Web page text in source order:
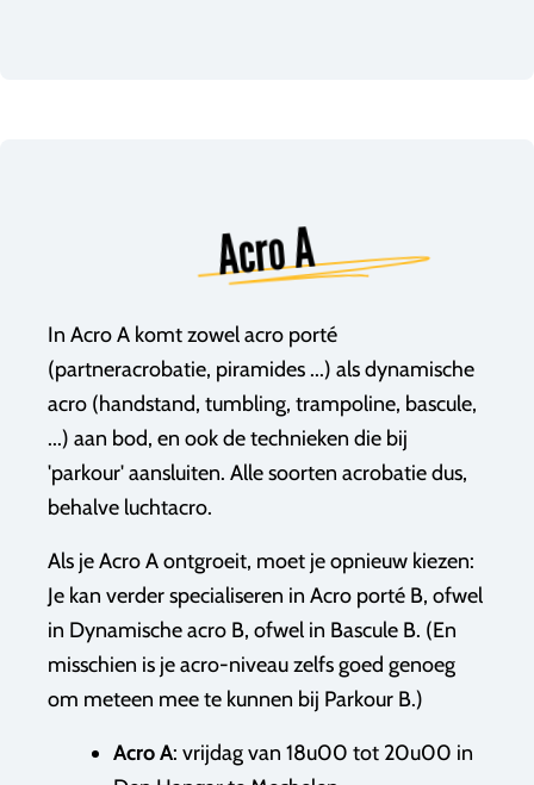
Acro A
In Acro A komt zowel acro porté
(partneracrobatie, piramides ...) als dynamische
acro (handstand, tumbling, trampoline, bascule,
...) aan bod, en ook de technieken die bij
'parkour' aansluiten. Alle soorten acrobatie dus,
behalve luchtacro.
Als je Acro A ontgroeit, moet je opnieuw kiezen:
Je kan verder specialiseren in Acro porté B, ofwel
in Dynamische acro B, ofwel in Bascule B. (En
misschien is je acro-niveau zelfs goed genoeg
om meteen mee te kunnen bij Parkour B.)
Acro A: vrijdag van 18u00 tot 20u00 in